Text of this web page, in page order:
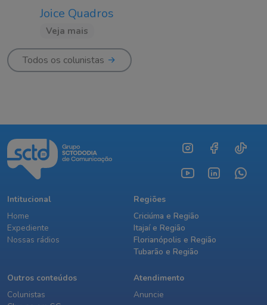
Joice Quadros
Veja mais
Todos os colunistas
Intitucional
Home
Expediente
Nossas rádios
Regiões
Criciúma e Região
Itajaí e Região
Florianópolis e Região
Tubarão e Região
Outros conteúdos
Colunistas
Atendimento
Anuncie